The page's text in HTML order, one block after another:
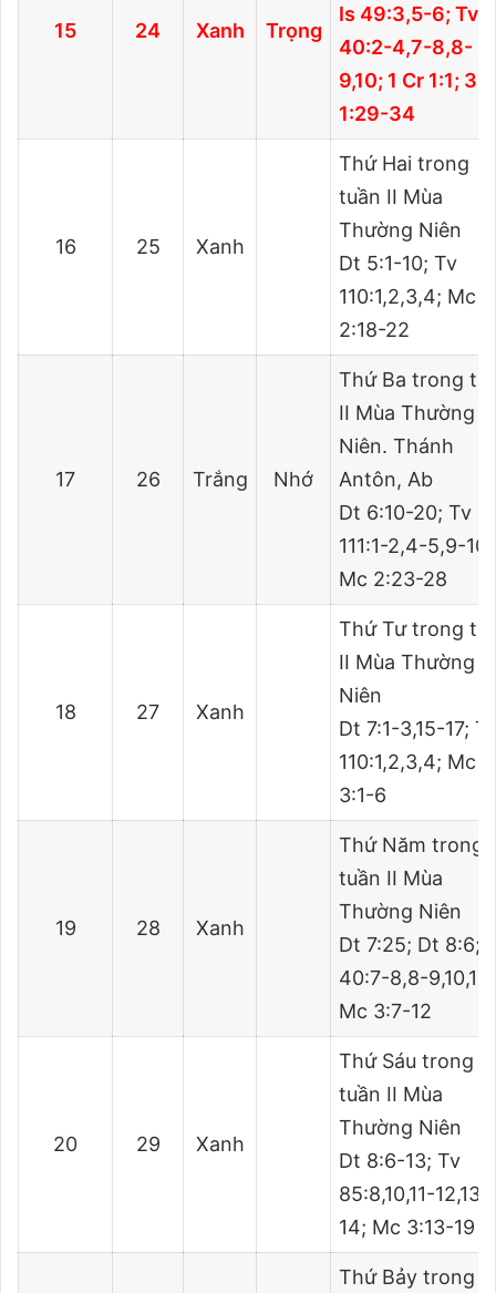
15 24 Xanh Trọng
Is 49:3,5-6; Tv
40:2-4,7-8,8-
9,10; 1 Cr 1:1; 3
1:29-34
16 25 Xanh
Thứ Hai trong
tuần II Mùa
Thường Niên
Dt 5:1-10; Tv
110:1,2,3,4; Mc
2:18-22
17 26 Trắng Nhớ
Thứ Ba trong
II Mùa Thường
Niên. Thánh
Antôn, Ab
Dt 6:10-20; Tv
111:1-2,4-5,9-10;
Mc 2:23-28
18 27 Xanh
Thứ Tư trong
II Mùa Thường
Niên
Dt 7:1-3,15-17;
110:1,2,3,4; Mc
3:1-6
19 28 Xanh
Thứ Năm trong
tuần II Mùa
Thường Niên
Dt 7:25; Dt 8:6;
40:7-8,8-9,10,17;
Mc 3:7-12
20 29 Xanh
Thứ Sáu trong
tuần II Mùa
Thường Niên
Dt 8:6-13; Tv
85:8,10,11-12,13-
14; Mc 3:13-19
Thứ Bảy trong